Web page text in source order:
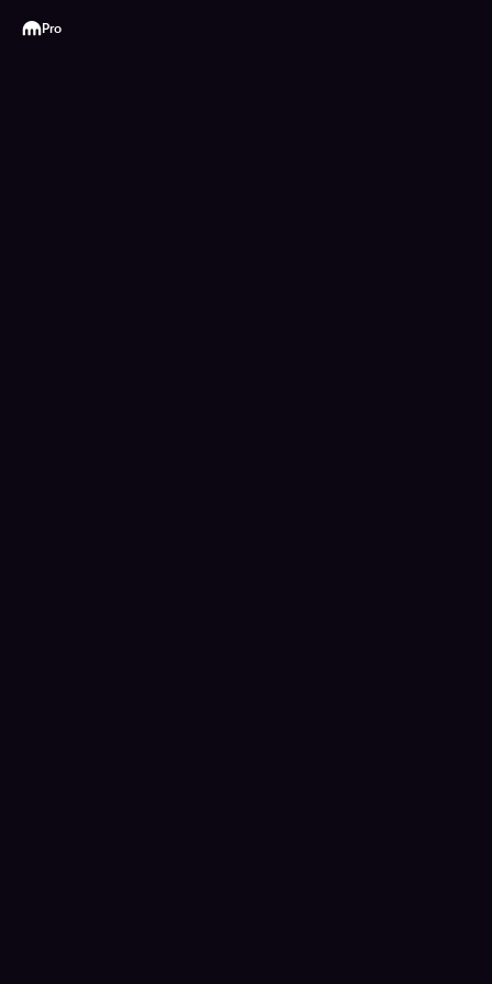
Kraken
Pro